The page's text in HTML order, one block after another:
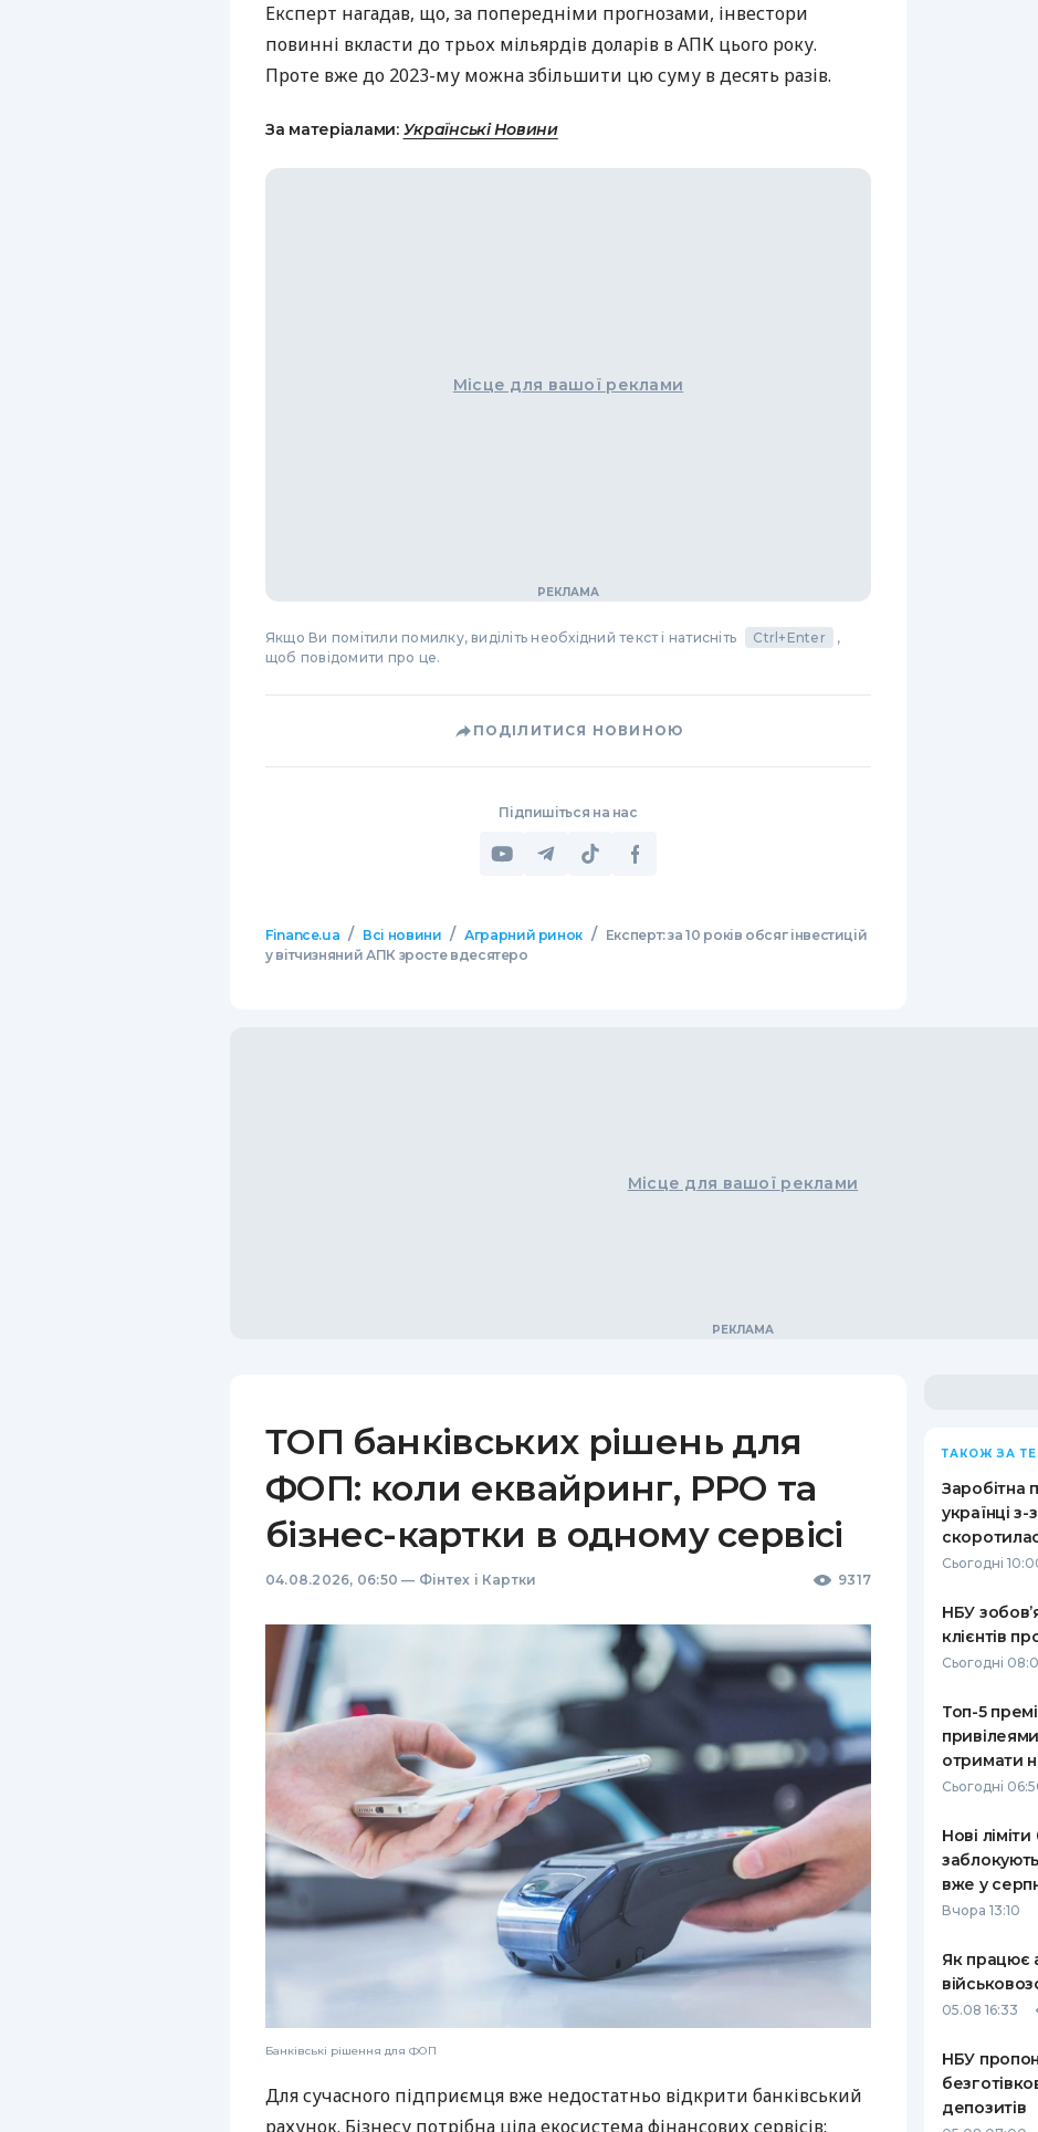
Експерт нагадав, що, за попередніми прогнозами, інвестори
повинні вкласти до трьох мільярдів доларів вАПК цього року.
Проте вже до 2023-му можна збільшити цю суму в десять разів.
За матеріалами: Українські Новини
Місце для вашої реклами
Якщо Ви помітили помилку, виділіть необхідний текст і натисніть Ctrl+Enter
,
щоб повідомити про це.
ПОДІЛИТИСЯ НОВИНОЮ
Підпишіться на нас
Finance.ua / Всі новини / Аграрний ринок /
Експерт: за 10 років обсяг інвестицій
у вітчизняний АПК зросте вдесятеро
Місце для вашої реклами
ТОП банківських рішень для
ФОП: коли еквайринг, РРО та
бізнес-картки в одному сервісі
04.08.2026, 06:50 — Фінтех і Картки 9317
Банківські рішення для ФОП
Для сучасного підприємця вже недостатньо відкрити банківський
рахунок. Бізнесу потрібна ціла екосистема фінансових сервісів:
ТАКОЖ ЗА
Заробітна
українці
Сьогодні
НБУ
клієнтів
Сьогодні
Топ-5
отримати
Сьогодні
Нові
вже у
Вчора 13:10
Як працює
05.08 16:33
НБУ
депозитів